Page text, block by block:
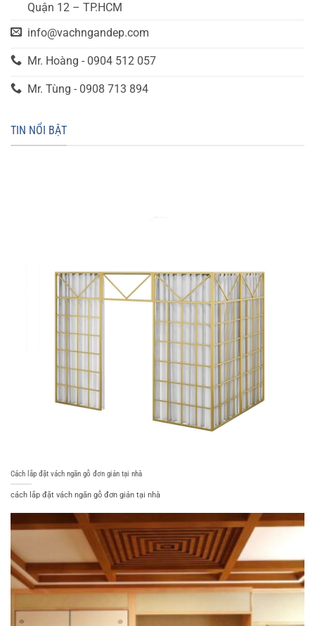
Quận 12 – TP.HCM
info@vachngandep.com
Mr. Hoàng - 0904 512 057
Mr. Tùng - 0908 713 894
TIN NỔI BẬT
Cách lắp đặt vách ngăn gỗ đơn giản tại nhà
cách lắp đặt vách ngăn gỗ đơn giản tại nhà